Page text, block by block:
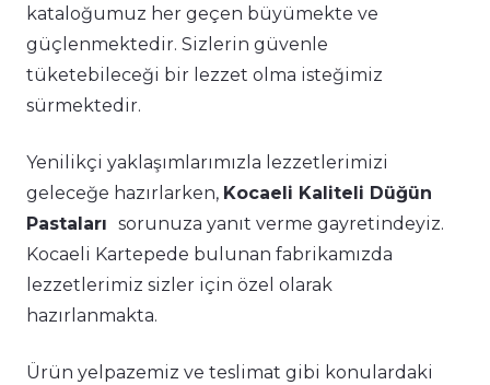
kataloğumuz her geçen büyümekte ve
güçlenmektedir. Sizlerin güvenle
tüketebileceği bir lezzet olma isteğimiz
sürmektedir.
Yenilikçi yaklaşımlarımızla lezzetlerimizi
geleceğe hazırlarken, Kocaeli Kaliteli Düğün
Pastaları sorunuza yanıt verme gayretindeyiz.
Kocaeli Kartepede bulunan fabrikamızda
lezzetlerimiz sizler için özel olarak
hazırlanmakta.
Ürün yelpazemiz ve teslimat gibi konulardaki